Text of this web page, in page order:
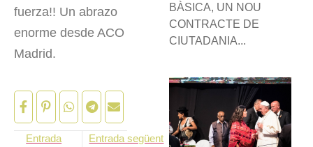
fuerza!! Un abrazo
enorme desde ACO
Madrid.
Entrada
Entrada següent
BÀSICA, UN NOU
CONTRACTE DE
CIUTADANIA...